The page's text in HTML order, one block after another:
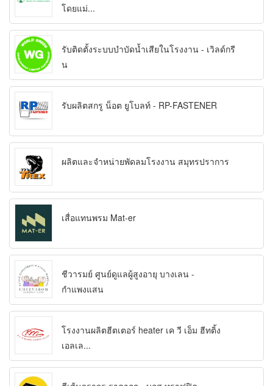
โดยแม่...
รับติดตั้งระบบบำบัดน้ำเสียในโรงงาน - เวิลด์กรี
น
รับผลิตสกรู น็อต ยูโบลท์ - RP-FASTENER
ผลิตและจำหน่ายพัดลมโรงงาน สมุทรปราการ
เสื่อแทนพรม Mat-er
ชีวารมย์ ศูนย์ดูแลผู้สูงอายุ บางเลน -
กำแพงแสน
โรงงานผลิตฮีตเตอร์ heater เค วี เอ็ม ฮีทติ้ง
เอลเล...